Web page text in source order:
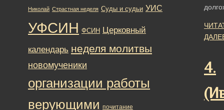
4.
Николай Страстная неделя Суды и судьи УИС
УФСИН ФСИН Церковный
календарь неделя молитвы
новомученики
организации работы
верующими почитание